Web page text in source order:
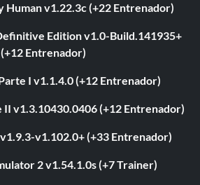
Human v1.22.3c (+22 Entrenador)
Edition v1.0-Build.141935+
(+12 Entrenador)
I v1.1.4.0 (+12 Entrenador)
II v1.3.10430.0406 (+12 Entrenador)
v1.102.0+ (+33 Entrenador)
2 v1.54.1.0s (+7 Trainer)